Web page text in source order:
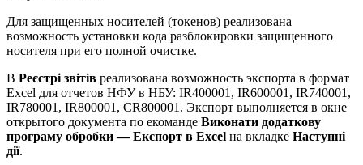
Для защищенных носителей (токенов) реализована
возможность установки кода разблокировки защищенного
носителя при его полной очистке.
В Реєстрі звітів реализована возможность экспорта в формат
Excel для отчетов НФУ в НБУ: IR400001, IR600001, IR740001,
IR780001, IR800001, CR800001. Экспорт выполняется в окне
открытого документа по екоманде Виконати додаткову
програму обробки — Експорт в Excel на вкладке Наступні
дії.